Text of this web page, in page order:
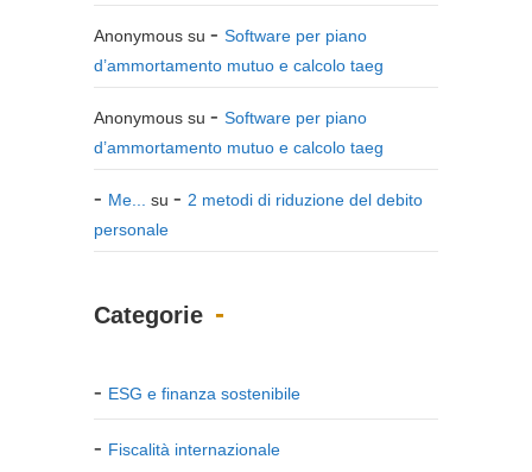
Anonymous su
Software per piano
d’ammortamento mutuo e calcolo taeg
Anonymous su
Software per piano
d’ammortamento mutuo e calcolo taeg
Me... su
2 metodi di riduzione del debito
personale
Categorie
ESG e finanza sostenibile
Fiscalità internazionale